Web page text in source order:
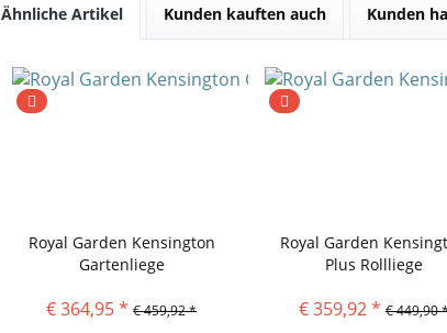
Ähnliche Artikel Kunden kauften auch Kunden
Royal Garden Kensington
Gartenliege
€ 364,95 * € 459,92 *
Royal Garden
Plus Rollliege
€ 359,92 * € 449,90